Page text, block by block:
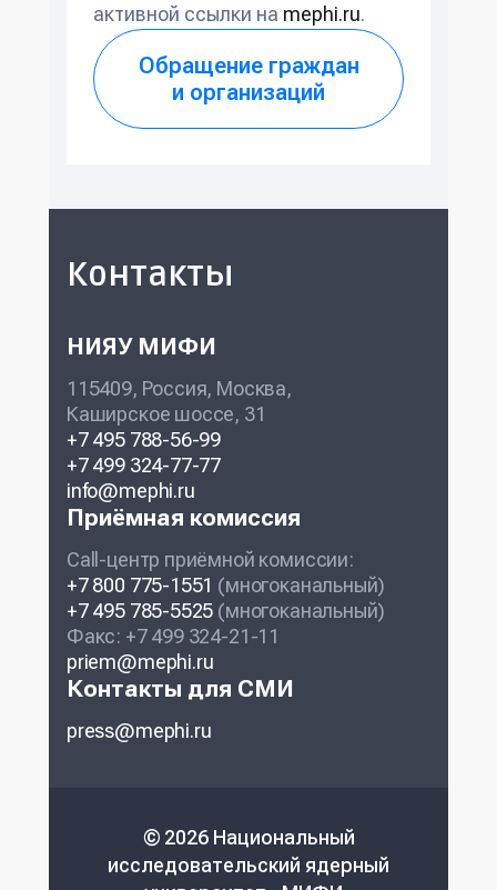
активной ссылки на mephi.ru.
Обращение граждан
и организаций
Контакты
НИЯУ МИФИ
115409, Россия, Москва,
Каширское шоссе, 31
+7 495 788-56-99
+7 499 324-77-77
info@mephi.ru
Приёмная комиссия
Call-центр приёмной комиссии:
+7 800 775-1551 (многоканальный)
+7 495 785-5525 (многоканальный)
Факс: +7 499 324-21-11
priem@mephi.ru
Контакты для СМИ
press@mephi.ru
© 2026 Национальный
исследовательский ядерный